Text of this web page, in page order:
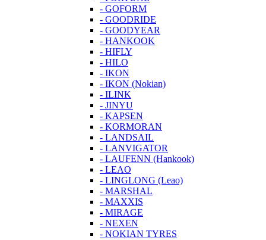
- GOFORM
- GOODRIDE
- GOODYEAR
- HANKOOK
- HIFLY
- HILO
- IKON
- IKON (Nokian)
- ILINK
- JINYU
- KAPSEN
- KORMORAN
- LANDSAIL
- LANVIGATOR
- LAUFENN (Hankook)
- LEAO
- LINGLONG (Leao)
- MARSHAL
- MAXXIS
- MIRAGE
- NEXEN
- NOKIAN TYRES